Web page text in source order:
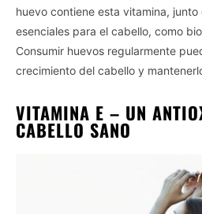
huevo contiene esta vitamina,
esenciales para el cabello, como
Consumir huevos regularmente
crecimiento del cabello y
VITAMINA E – UN
CABELLO SANO